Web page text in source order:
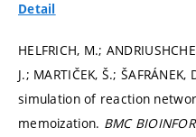
Detail
HELFRICH, M.;
J.; MARTIČEK, Š.;
simulation of reaction
memoization. BMC